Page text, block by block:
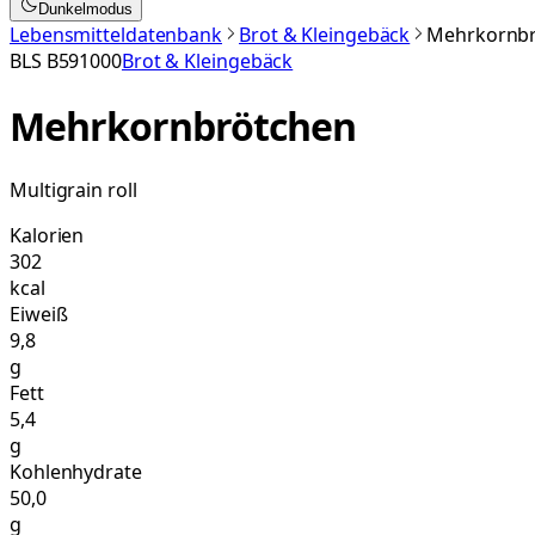
Dunkelmodus
Lebensmitteldatenbank Brot & Kleingebäck
BLS B591000Brot & Kleingebäck
Mehrkornbrötchen
Multigrain roll
Kalorien
302
kcal
Eiweiß
9,8
g
Fett
5,4
g
Kohlenhydrate
50,0
g